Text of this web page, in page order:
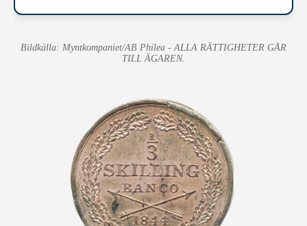
Bildkälla: Myntkompaniet/AB Philea - ALLA RÄTTIGHETER GÅR
TILL ÄGAREN.